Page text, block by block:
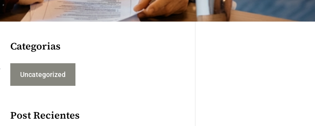
Categorias
Uncategorized
Post Recientes